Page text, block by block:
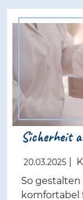
Sicherheit
20.03.2025
So
komfortabel